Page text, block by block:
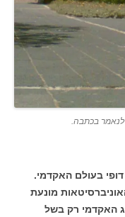
לנאמר בכתבה.
בעולם האקדמי.
מונעת
האקדמי רק בשל